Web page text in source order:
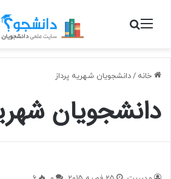
منو جستجو برای
خانه /دانشجویان شهریه پرداز
دانشجویان